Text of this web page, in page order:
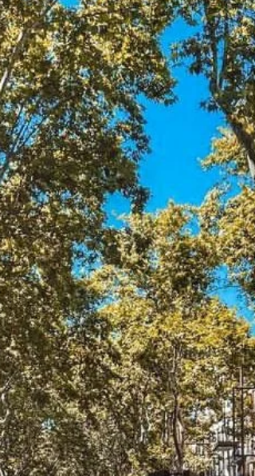
Anfora!
Adile Naşit'ten, Barış Manço'ya, Kemal Sunal'dan,
Aşık Veysel'e kadar herkes burada!